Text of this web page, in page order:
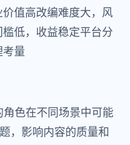
高改编难度大，风
，收益稳定平台分
考量
色在不同场景中可能
，影响内容的质量和